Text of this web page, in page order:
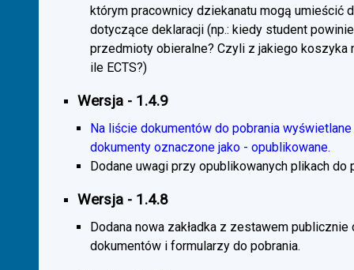
którym pracownicy dziekanatu mogą umieścić
dotyczące deklaracji (np.: kiedy student
przedmioty obieralne? Czyli z jakiego koszyka
ile ECTS?)
Wersja - 1.4.9
Na liście dokumentów do pobrania
dokumenty oznaczone jako - opublikowane.
Dodane uwagi przy opublikowanych plikach do
Wersja - 1.4.8
Dodana nowa zakładka z zestawem publicznie
dokumentów i formularzy do pobrania.